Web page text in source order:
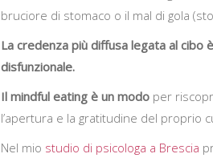
bruciore di stomaco o il mal di gola
La credenza più diffusa legata al
disfunzionale.
Il mindful eating è un modo per
l’apertura e la gratitudine del proprio
Nel mio studio di psicologa a Brescia